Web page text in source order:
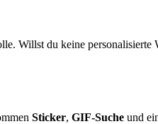
Willst du keine personalisierte
Sticker, GIF-Suche und